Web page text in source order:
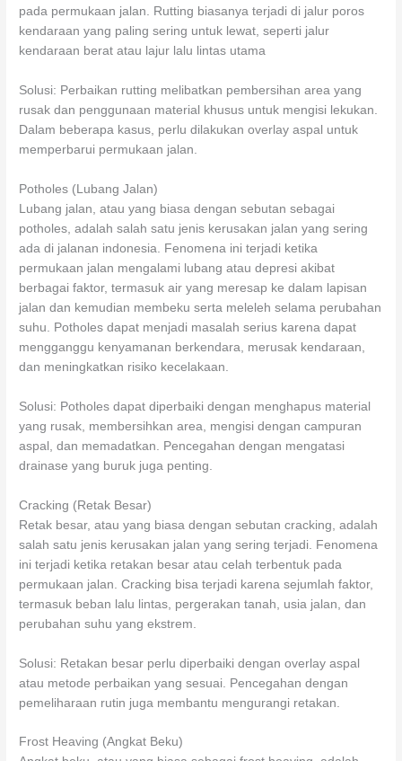
pada permukaan jalan. Rutting biasanya terjadi di jalur poros
kendaraan yang paling sering untuk lewat, seperti jalur
kendaraan berat atau lajur lalu lintas utama
Solusi: Perbaikan rutting melibatkan pembersihan area yang
rusak dan penggunaan material khusus untuk mengisi lekukan.
Dalam beberapa kasus, perlu dilakukan overlay aspal untuk
memperbarui permukaan jalan.
Potholes (Lubang Jalan)
Lubang jalan, atau yang biasa dengan sebutan sebagai
potholes, adalah salah satu jenis kerusakan jalan yang sering
ada di jalanan indonesia. Fenomena ini terjadi ketika
permukaan jalan mengalami lubang atau depresi akibat
berbagai faktor, termasuk air yang meresap ke dalam lapisan
jalan dan kemudian membeku serta meleleh selama perubahan
suhu. Potholes dapat menjadi masalah serius karena dapat
mengganggu kenyamanan berkendara, merusak kendaraan,
dan meningkatkan risiko kecelakaan.
Solusi: Potholes dapat diperbaiki dengan menghapus material
yang rusak, membersihkan area, mengisi dengan campuran
aspal, dan memadatkan. Pencegahan dengan mengatasi
drainase yang buruk juga penting.
Cracking (Retak Besar)
Retak besar, atau yang biasa dengan sebutan cracking, adalah
salah satu jenis kerusakan jalan yang sering terjadi. Fenomena
ini terjadi ketika retakan besar atau celah terbentuk pada
permukaan jalan. Cracking bisa terjadi karena sejumlah faktor,
termasuk beban lalu lintas, pergerakan tanah, usia jalan, dan
perubahan suhu yang ekstrem.
Solusi: Retakan besar perlu diperbaiki dengan overlay aspal
atau metode perbaikan yang sesuai. Pencegahan dengan
pemeliharaan rutin juga membantu mengurangi retakan.
Frost Heaving (Angkat Beku)